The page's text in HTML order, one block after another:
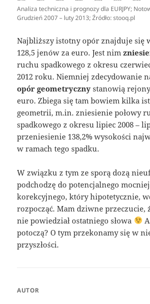
Analiza techniczna i prognozy dla EURJPY;
Grudzień 2007 – luty 2013; Źródło: stooq.pl
Najbliższy istotny opór znajduje się
128,5 jenów za euro. Jest nim
ruchu spadkowego z okresu
2012 roku. Niemniej zdecydowanie
opór geometryczny stanowią
euro. Zbiega się tam bowiem kilka
geometrii, m.in. zniesienie połowy
spadkowego z okresu lipiec 2008 –
przeniesienie 138,2% wysokości
w ramach tego spadku.
W związku z tym ze sporą dozą
podchodzę do potencjalnego
korekcyjnego, który hipotetycznie,
rozpocząć. Mam dziwne przeczucie,
nie powiedział ostatniego słowa
potoczą? O tym przekonamy się w
przyszłości.
AUTOR